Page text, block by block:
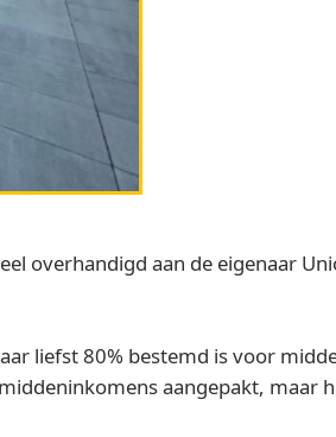
overhandigd aan de eigenaar
liefst 80% bestemd is voor
aangepakt, maar